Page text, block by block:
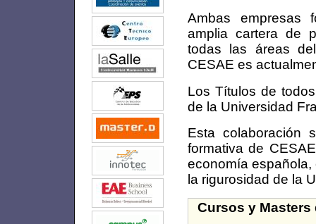
Ambas empresas
amplia cartera de
todas las áreas
CESAE es
Los Títulos de
de la Universidad
Esta colaboración
formativa de
economía
la rigurosidad de la
Cursos y Masters